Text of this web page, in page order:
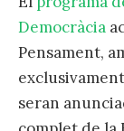
Democràcia
Pensament,
seran